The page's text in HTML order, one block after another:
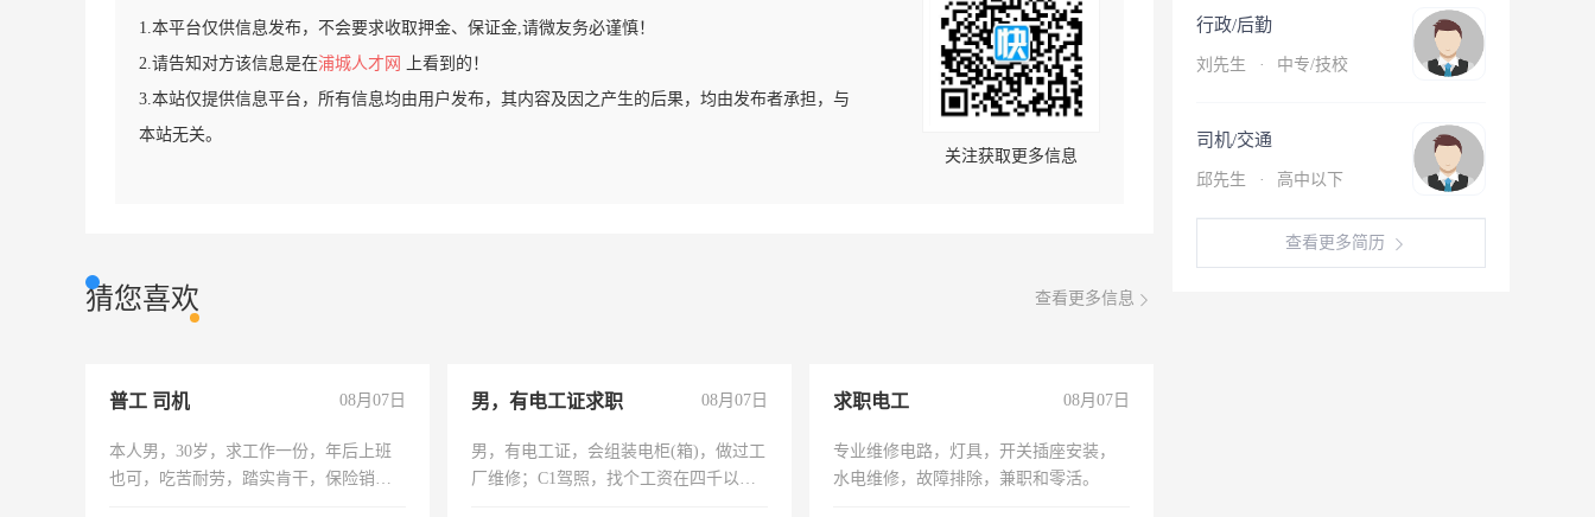
1.本平台仅供信息发布，不会要求收取押金、保证金,请微友务必谨慎！
2.请告知对方该信息是在浦城人才网
上看到的！
3.本站仅提供信息平台，所有信息均由用户发布，其内容及因之产生的后果，均由发布者承担，与
本站无关。
关注获取更多信息
猜您喜欢 查看更多信息
普工 司机 08月07日
本人男，30岁，求工作一份，年后上班
也可，吃苦耐劳，踏实肯干，保险销售
男，有电工证求职 08月07日
男，有电工证，会组装电柜(箱)，做过工
厂维修；C1驾照，找个工资在四千以
求职电工 08月07日
专业维修电路，灯具，开关插座安装，
水电维修，故障排除，兼职和零活。
行政/后勤
刘先生 · 中专/技校
司机/交通
邱先生 · 高中以下
查看更多简历